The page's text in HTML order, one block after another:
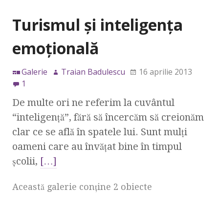
Turismul şi inteligenţa
emoţională
Galerie Traian Badulescu
16 aprilie 2013
1
De multe ori ne referim la cuvântul
“inteligenţă”, fără să încercăm să creionăm
clar ce se află în spatele lui. Sunt mulţi
oameni care au învăţat bine în timpul
şcolii, […]
Această galerie conţine 2 obiecte